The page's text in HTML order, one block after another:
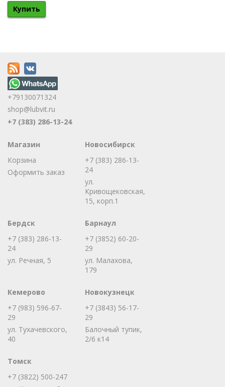
+79130071324
shop@lubvit.ru
+7 (383) 286-13-24
Магазин
Корзина
Оформить заказ
Новосибирск
+7 (383) 286-13-
24
ул.
Кривощековская,
15, корп.1
Бердск
+7 (383) 286-13-
24
ул. Речная, 5
Барнаул
+7 (3852) 60-20-
29
ул. Малахова,
179
Кемерово
+7 (983) 596-67-
29
ул. Тухачевского,
40
Новокузнецк
+7 (3843) 56-17-
29
Балочный тупик,
2/6 к14
Томск
+7 (3822) 500-247